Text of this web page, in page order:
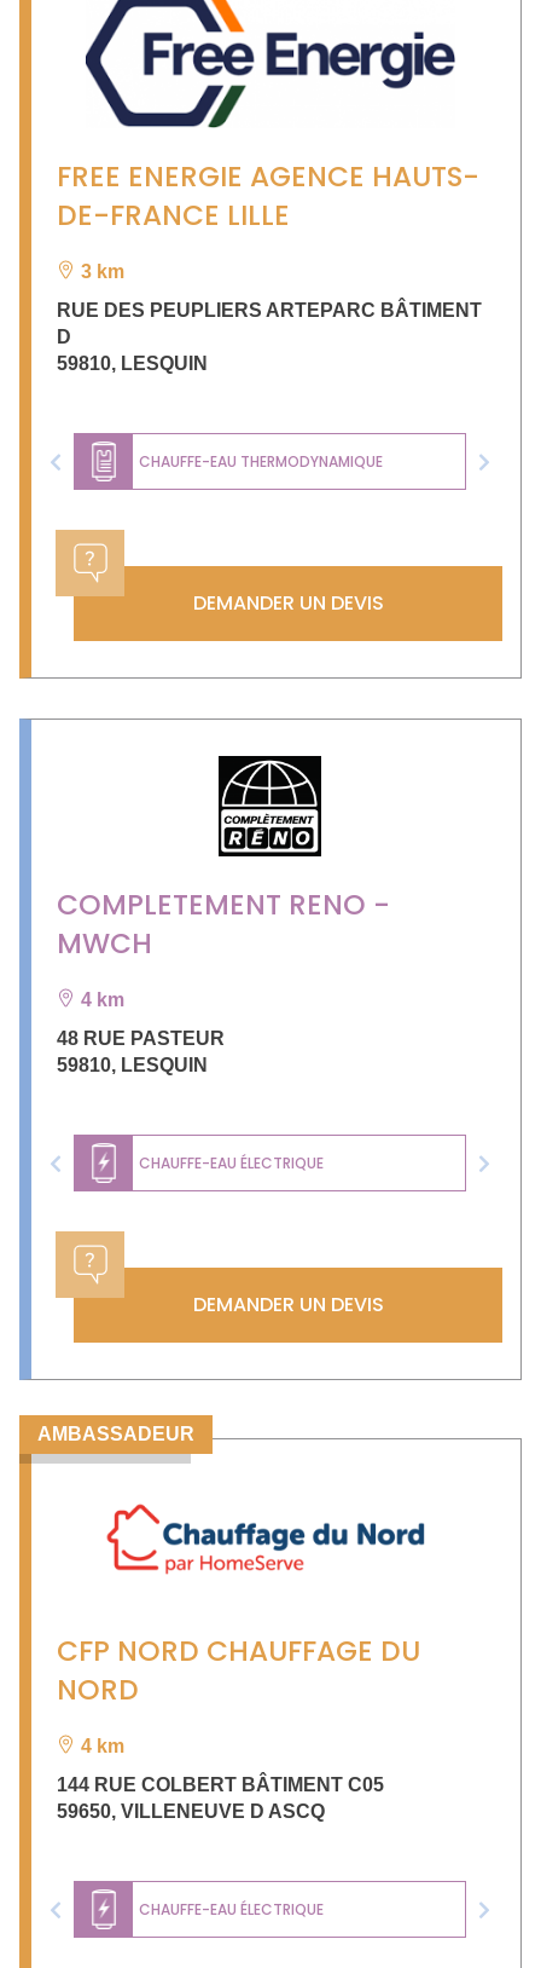
FREE ENERGIE AGENCE HAUTS-
DE-FRANCE LILLE
3 km
RUE DES PEUPLIERS ARTEPARC BÂTIMENT
D
59810, LESQUIN
CHAUFFE-EAU THERMODYNAMIQUE
Previous Next
DEMANDER UN DEVIS
COMPLETEMENT RENO -
MWCH
4 km
48 RUE PASTEUR
59810, LESQUIN
CHAUFFE-EAU ÉLECTRIQUE
Previous Next
DEMANDER UN DEVIS
AMBASSADEUR
CFP NORD CHAUFFAGE DU
NORD
4 km
144 RUE COLBERT BÂTIMENT C05
59650, VILLENEUVE D ASCQ
CHAUFFE-EAU ÉLECTRIQUE
Previous Next